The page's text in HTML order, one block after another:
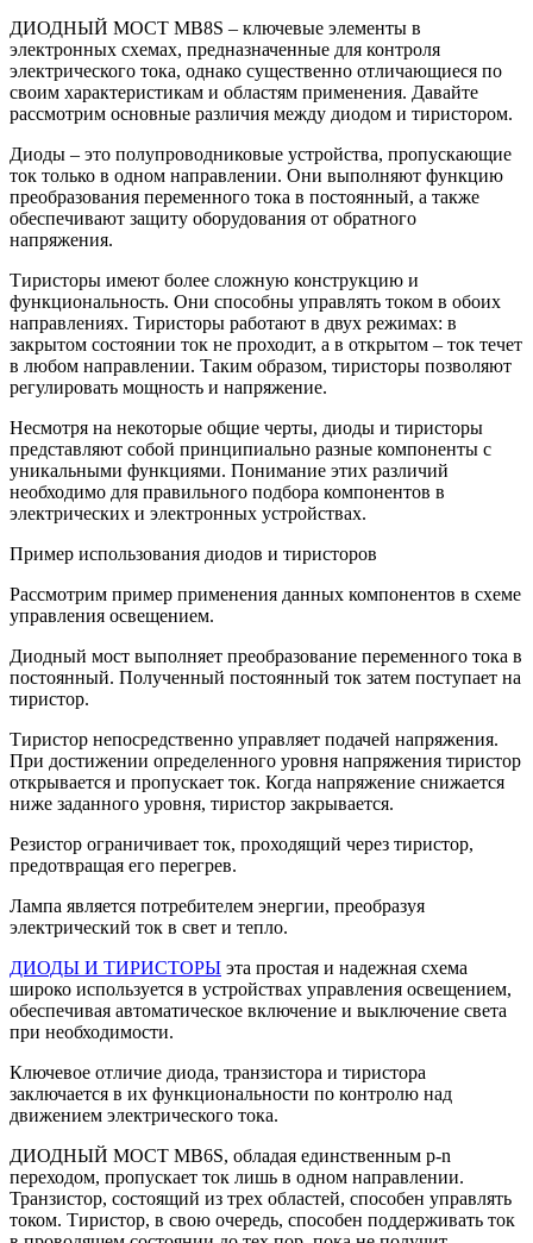
ДИОДНЫЙ МОСТ MB8S – ключевые элементы в
электронных схемах, предназначенные для контроля
электрического тока, однако существенно отличающиеся по
своим характеристикам и областям применения. Давайте
рассмотрим основные различия между диодом и тиристором.
Диоды – это полупроводниковые устройства, пропускающие
ток только в одном направлении. Они выполняют функцию
преобразования переменного тока в постоянный, а также
обеспечивают защиту оборудования от обратного
напряжения.
Тиристоры имеют более сложную конструкцию и
функциональность. Они способны управлять током в обоих
направлениях. Тиристоры работают в двух режимах: в
закрытом состоянии ток не проходит, а в открытом – ток течет
в любом направлении. Таким образом, тиристоры позволяют
регулировать мощность и напряжение.
Несмотря на некоторые общие черты, диоды и тиристоры
представляют собой принципиально разные компоненты с
уникальными функциями. Понимание этих различий
необходимо для правильного подбора компонентов в
электрических и электронных устройствах.
Пример использования диодов и тиристоров
Рассмотрим пример применения данных компонентов в схеме
управления освещением.
Диодный мост выполняет преобразование переменного тока в
постоянный. Полученный постоянный ток затем поступает на
тиристор.
Тиристор непосредственно управляет подачей напряжения.
При достижении определенного уровня напряжения тиристор
открывается и пропускает ток. Когда напряжение снижается
ниже заданного уровня, тиристор закрывается.
Резистор ограничивает ток, проходящий через тиристор,
предотвращая его перегрев.
Лампа является потребителем энергии, преобразуя
электрический ток в свет и тепло.
ДИОДЫ И ТИРИСТОРЫ эта простая и надежная схема
широко используется в устройствах управления освещением,
обеспечивая автоматическое включение и выключение света
при необходимости.
Ключевое отличие диода, транзистора и тиристора
заключается в их функциональности по контролю над
движением электрического тока.
ДИОДНЫЙ МОСТ MB6S, обладая единственным p-n
переходом, пропускает ток лишь в одном направлении.
Транзистор, состоящий из трех областей, способен управлять
током. Тиристор, в свою очередь, способен поддерживать ток